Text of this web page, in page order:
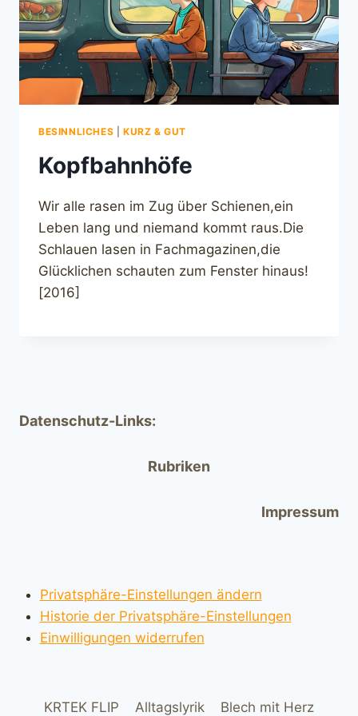
BESINNLICHES KURZ & GUT
Kopfbahnhöfe
Wir alle rasen im Zug über Schienen,ein
Leben lang und niemand kommt raus.Die
Schlauen lasen in Fachmagazinen,die
Glücklichen schauten zum Fenster hinaus!
[2016]
Datenschutz-Links:
Rubriken
Impressum
Privatsphäre-Einstellungen ändern
Historie der Privatsphäre-Einstellungen
Einwilligungen widerrufen
KRTEK FLIP Alltagslyrik Blech mit Herz